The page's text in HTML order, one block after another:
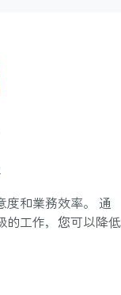
度和業務效率。 通
的工作，您可以降低